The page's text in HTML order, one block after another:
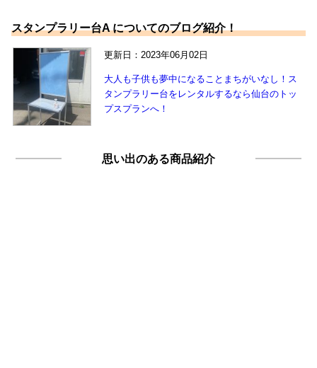
スタンプラリー台A についてのブログ紹介！
更新日：2023年06月02日
大人も子供も夢中になることまちがいなし！ス
タンプラリー台をレンタルするなら仙台のトッ
プスプランへ！
思い出のある商品紹介